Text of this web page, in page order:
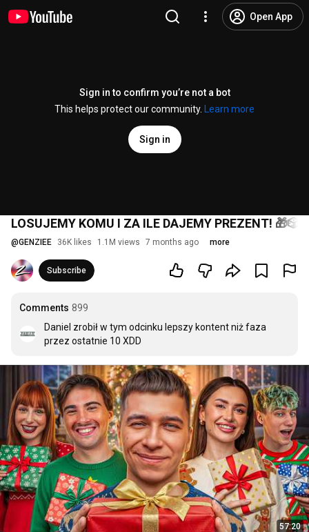
Open App
Sign in to confirm you’re not a bot
This helps protect our community.
Learn more
Sign in
LOSUJEMY KOMU I ZA ILE DAJEMY PREZENT!
@GENZIEE 36K likes 1.1M views 7 months ago more
Subscribe
Comments 899
Daniel zrobił w tym odcinku lepszy kontent niż faza
przez ostatnie 10 XDD
57:20